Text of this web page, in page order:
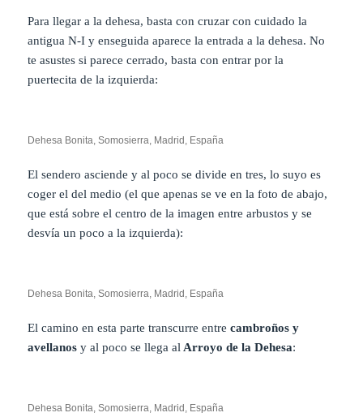
Para llegar a la dehesa, basta con cruzar con cuidado la
antigua N-I y enseguida aparece la entrada a la dehesa. No
te asustes si parece cerrado, basta con entrar por la
puertecita de la izquierda:
Dehesa Bonita, Somosierra, Madrid, España
El sendero asciende y al poco se divide en tres, lo suyo es
coger el del medio (el que apenas se ve en la foto de abajo,
que está sobre el centro de la imagen entre arbustos y se
desvía un poco a la izquierda):
Dehesa Bonita, Somosierra, Madrid, España
El camino en esta parte transcurre entrecambroños y
avellanosy al poco se llega al Arroyo de la Dehesa:
Dehesa Bonita, Somosierra, Madrid, España